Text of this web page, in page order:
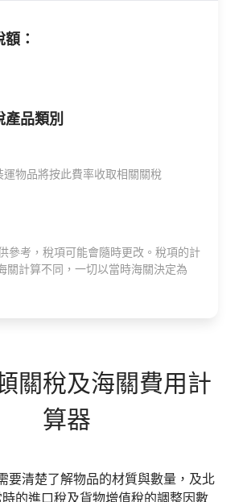
額 ：
品類別
運物品將按此費率收取相關關稅
參考，稅項可能會隨時更改。稅項的計
關計算不同，一切以當時海關決定為
關稅及海關費用計
算器
要清楚了解物品的材質與數量，及北
的進口稅及貨物增值稅的調整因數